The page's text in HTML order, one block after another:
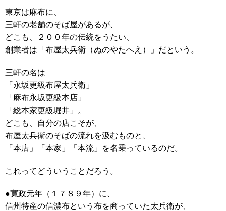
東京は麻布に、
三軒の老舗のそば屋があるが、
どこも、２００年の伝統をうたい、
創業者は「布屋太兵衛（ぬのやたへえ）」だという。
三軒の名は
「永坂更級布屋太兵衛」
「麻布永坂更級本店」
「総本家更級堀井」。
どこも、自分の店こそが、
布屋太兵衛のそばの流れを汲むものと、
「本店」「本家」「本流」を名乗っているのだ。
これってどういうことだろう。
●寛政元年（１７８９年）に、
信州特産の信濃布という布を商っていた太兵衛が、